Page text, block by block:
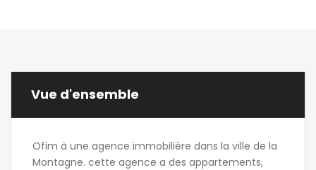
Vue d'ensemble
Ofim à une agence immobilière dans la ville de la
Montagne. cette agence a des appartements,